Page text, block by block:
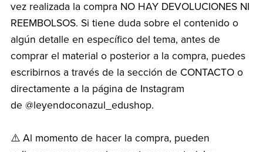
vez realizada la compra NO HAY DEVOLUCIONES NI
REEMBOLSOS. Si tiene duda sobre el contenido o
algún detalle en específico del tema, antes de
comprar el material o posterior a la compra, puedes
escribirnos a través de la sección de CONTACTO o
directamente a la página de Instagram
de @leyendoconazul_edushop.
⚠️ Al momento de hacer la compra, pueden